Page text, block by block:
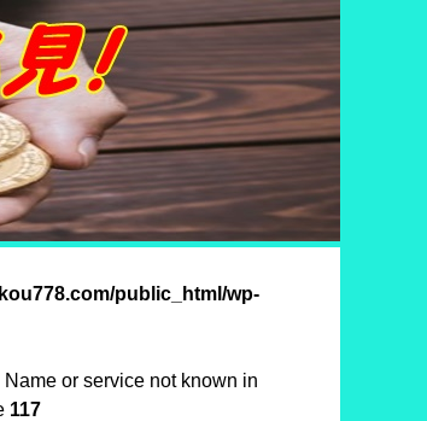
public_html/wp-
or service not known in
117